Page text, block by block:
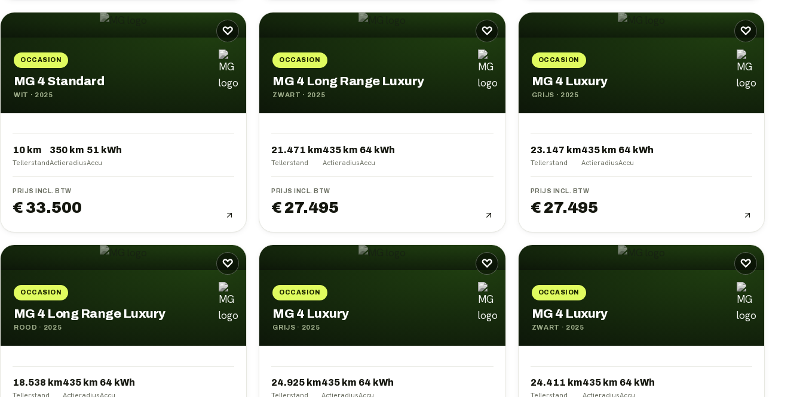
♡
OCCASION
MG 4 Standard
WIT · 2025
10 km
Tellerstand
350 km
Actieradius
51 kWh
Accu
PRIJS INCL. BTW
€ 33.500
♡
OCCASION
MG 4 Long Range Luxury
ZWART · 2025
21.471 km
Tellerstand
435 km
Actieradius
64 kWh
Accu
PRIJS INCL. BTW
€ 27.495
♡
OCCASION
MG 4 Luxury
GRIJS · 2025
23.147 km
Tellerstand
435km
Actieradius
64 kWh
Accu
PRIJS INCL. BTW
€ 27.495
♡
OCCASION
MG 4 Long Range Luxury
ROOD · 2025
18.538 km
Tellerstand
435 km
Actieradius
64 kWh
Accu
♡
OCCASION
MG 4 Luxury
GRIJS · 2025
24.925 km
Tellerstand
435 km
Actieradius
64 kWh
Accu
♡
OCCASION
MG 4 Luxury
ZWART · 2025
24.411 km
Tellerstand
435km
Actieradius
64 kWh
Accu